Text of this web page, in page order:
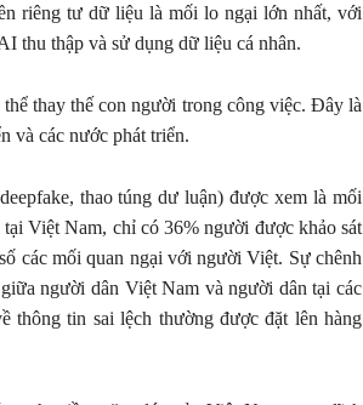
riêng tư dữ liệu là mối lo ngại lớn nhất, với
thu thập và sử dụng dữ liệu cá nhân.
thay thế con người trong công việc. Đây là
và các nước phát triển.
thao túng dư luận) được xem là mối
Việt Nam, chỉ có 36% người được khảo sát
các mối quan ngại với người Việt. Sự chênh
người dân Việt Nam và người dân tại các
thông tin sai lệch thường được đặt lên hàng